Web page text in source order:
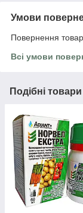
Умови
Повернення
Всі умови
Подібні